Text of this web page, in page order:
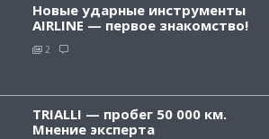
Новые ударные инструменты
AIRLINE — первое знакомство!
2
TRIALLI — пробег 50 000 км.
Мнение эксперта